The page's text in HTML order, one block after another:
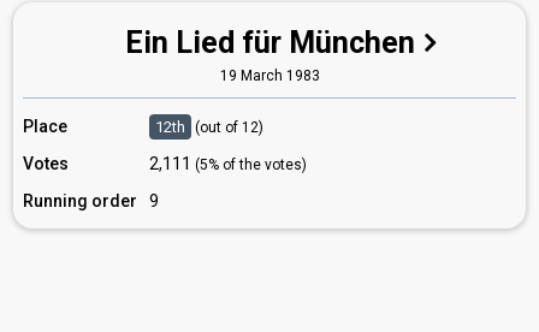
Ein Lied für München
19 March 1983
Place 12th (out of 12)
Votes 2,111 (5% of the votes)
Running order 9